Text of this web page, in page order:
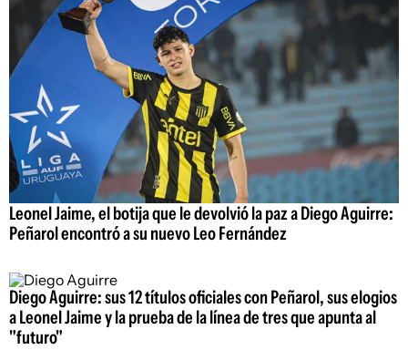
Leonel Jaime, el botija que le devolvió la paz a Diego Aguirre:
Peñarol encontró a su nuevo Leo Fernández
Diego Aguirre: sus 12 títulos oficiales con Peñarol, sus elogios
a Leonel Jaime y la prueba de la línea de tres que apunta al
"futuro"